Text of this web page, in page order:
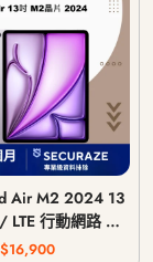
Air M2 2024 13
LTE 行動網路 /
512G 1T
$16,900